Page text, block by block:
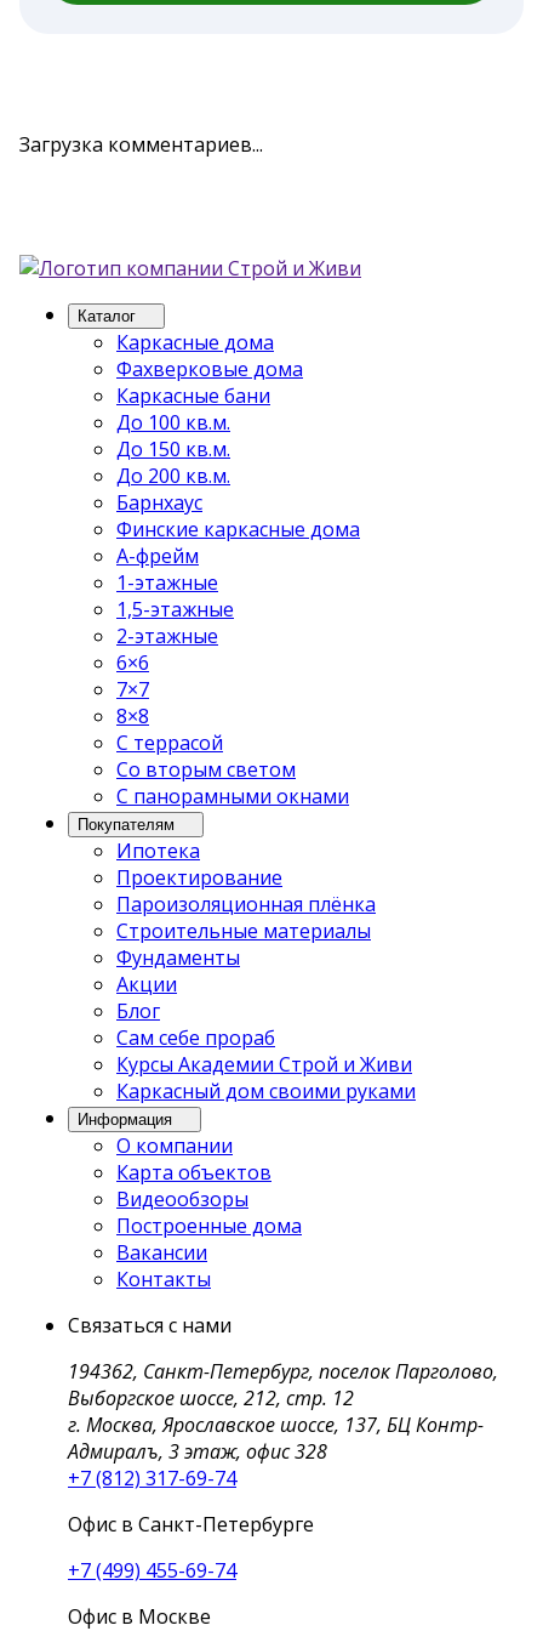
Загрузка комментариев...
Каталог
Каркасные дома
Фахверковые дома
Каркасные бани
До 100 кв.м.
До 150 кв.м.
До 200 кв.м.
Барнхаус
Финские каркасные дома
А-фрейм
1-этажные
1,5-этажные
2-этажные
6×6
7×7
8×8
С террасой
Со вторым светом
С панорамными окнами
Покупателям
Ипотека
Проектирование
Пароизоляционная плёнка
Строительные материалы
Фундаменты
Акции
Блог
Сам себе прораб
Курсы Академии Строй и Живи
Каркасный дом своими руками
Информация
О компании
Карта объектов
Видеообзоры
Построенные дома
Вакансии
Контакты
Связаться с нами
194362, Санкт-Петербург, поселок Парголово,
Выборгское шоссе, 212, стр. 12
г. Москва, Ярославское шоссе, 137, БЦ Контр-
Адмиралъ, 3 этаж, офис 328
+7 (812) 317-69-74
Офис в Санкт-Петербурге
+7 (499) 455-69-74
Офис в Москве